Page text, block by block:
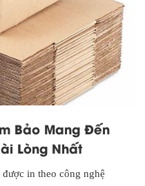
Bảo Mang Đến
Lòng Nhất
in theo công nghệ